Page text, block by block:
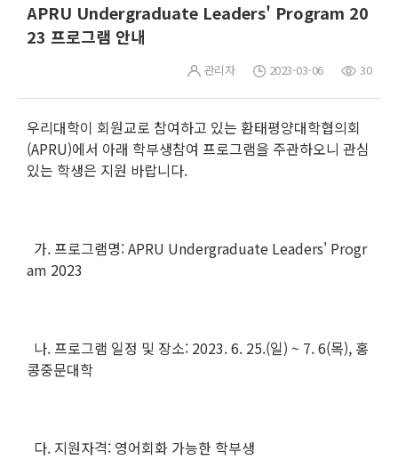
APRU Undergraduate Leaders' Program 20
23 프로그램 안내
관리자 2023-03-06 30
우리대학이 회원교로 참여하고 있는 환태평양대학협의회
(APRU)에서 아래 학부생참여 프로그램을 주관하오니 관심
있는 학생은 지원 바랍니다.
가. 프로그램명: APRU Undergraduate Leaders' Progr
am 2023
나. 프로그램 일정 및 장소: 2023. 6. 25.(일) ~ 7. 6(목), 홍
콩중문대학
다. 지원자격: 영어회화 가능한 학부생